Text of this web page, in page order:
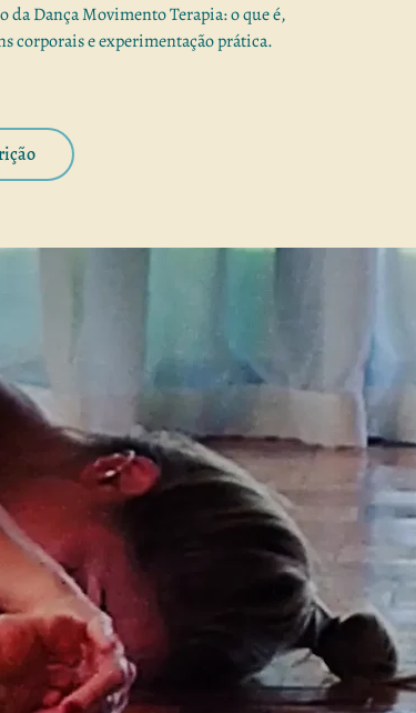
da Dança Movimento Terapia: o que é,
corporais e experimentação prática.